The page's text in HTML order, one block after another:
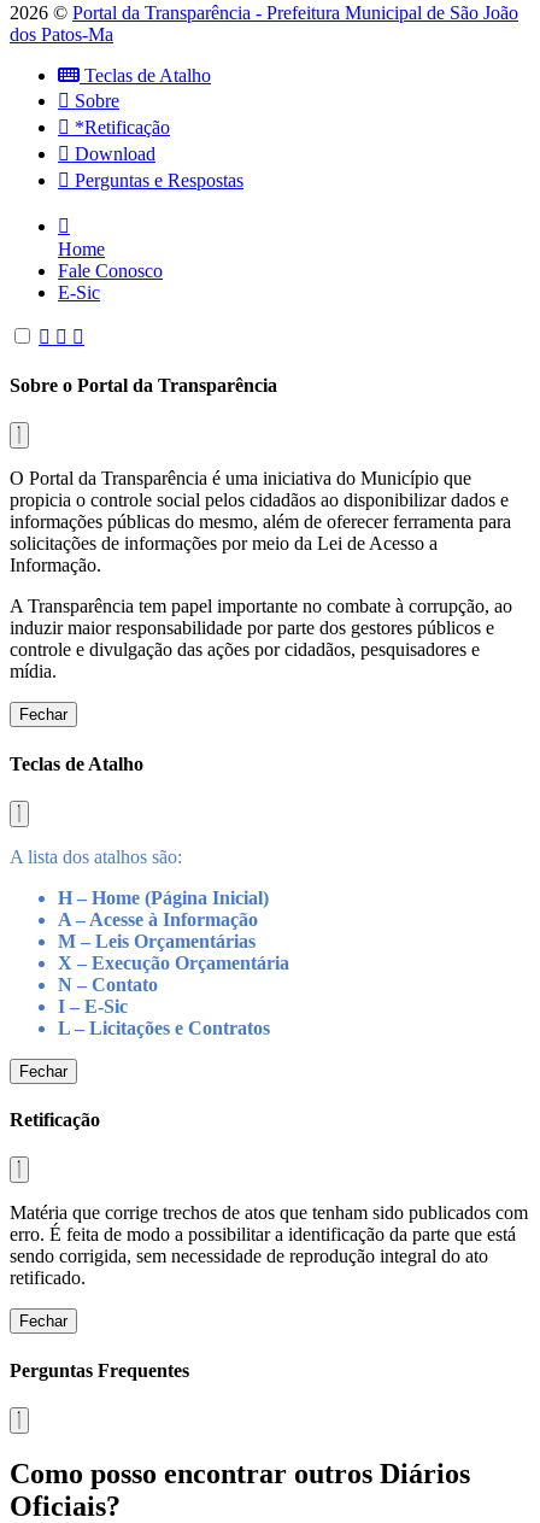
2026 © Portal da Transparência - Prefeitura Municipal de São João
dos Patos-Ma
Teclas de Atalho
Sobre
*Retificação
Download
Perguntas e Respostas
Home
Fale Conosco
E-Sic
Sobre o Portal da Transparência
O Portal da Transparência é uma iniciativa do Município que
propicia o controle social pelos cidadãos ao disponibilizar dados e
informações públicas do mesmo, além de oferecer ferramenta para
solicitações de informações por meio da Lei de Acesso a
Informação.
A Transparência tem papel importante no combate à corrupção, ao
induzir maior responsabilidade por parte dos gestores públicos e
controle e divulgação das ações por cidadãos, pesquisadores e
mídia.
Fechar
Teclas de Atalho
A lista dos atalhos são:
H – Home (Página Inicial)
A – Acesse à Informação
M – Leis Orçamentárias
X – Execução Orçamentária
N – Contato
I – E-Sic
L – Licitações e Contratos
Fechar
Retificação
Matéria que corrige trechos de atos que tenham sido publicados com
erro. É feita de modo a possibilitar a identificação da parte que está
sendo corrigida, sem necessidade de reprodução integral do ato
retificado.
Fechar
Perguntas Frequentes
Como posso encontrar outros Diários
Oficiais?